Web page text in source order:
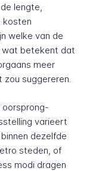
lengte,
kosten
welke van de
betekent dat
meer
suggereren.
oorsprong-
varieert
dezelfde
steden, of
modi dragen